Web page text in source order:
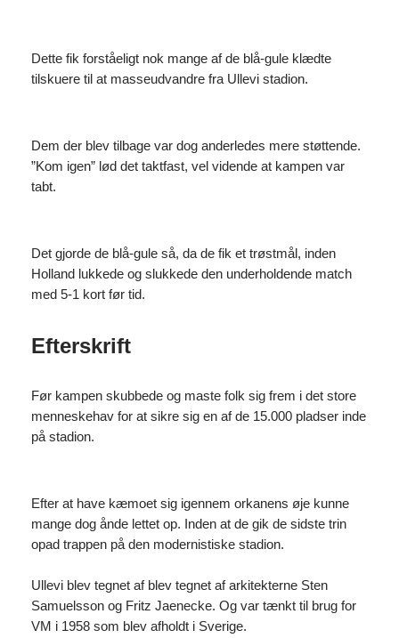
Dette fik forståeligt nok mange af de blå-gule klædte
tilskuere til at masseudvandre fra Ullevi stadion.
Dem der blev tilbage var dog anderledes mere støttende.
”Kom igen” lød det taktfast, vel vidende at kampen var
tabt.
Det gjorde de blå-gule så, da de fik et trøstmål, inden
Holland lukkede og slukkede den underholdende match
med 5-1 kort før tid.
Efterskrift
Før kampen skubbede og maste folk sig frem i det store
menneskehav for at sikre sig en af de 15.000 pladser inde
på stadion.
Efter at have kæmoet sig igennem orkanens øje kunne
mange dog ånde lettet op. Inden at de gik de sidste trin
opad trappen på den modernistiske stadion.
Ullevi blev tegnet af blev tegnet af arkitekterne Sten
Samuelsson og Fritz Jaenecke. Og var tænkt til brug for
VM i 1958 som blev afholdt i Sverige.